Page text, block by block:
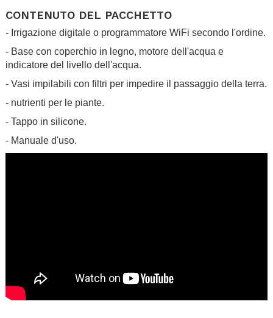
CONTENUTO DEL PACCHETTO
- Irrigazione digitale o programmatore WiFi secondo l'ordine.
- Base con coperchio in legno, motore dell'acqua e
indicatore del livello dell'acqua.
- Vasi impilabili con filtri per impedire il passaggio della terra.
- nutrienti per le piante.
- Tappo in silicone.
- Manuale d'uso.